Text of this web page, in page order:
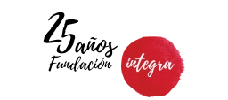
Skip to main content